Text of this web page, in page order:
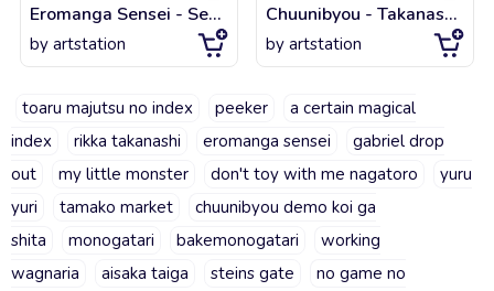
Eromanga Sensei - Senju Muramasa - Kimono
by artstation
Chuunibyou - Takanashi Rikka, Dekomori Sanae, Nibutani Shinka - Kimono
by artstation
toaru majutsu no index peeker
a certain magical
index
rikka takanashi eromanga sensei
gabriel drop
out
my little monster don't toy with me nagatoro
yuru
yuri
tamako market
chuunibyou demo koi ga
shita
monogatari bakemonogatari
working
wagnaria
aisaka taiga steins gate
no game no